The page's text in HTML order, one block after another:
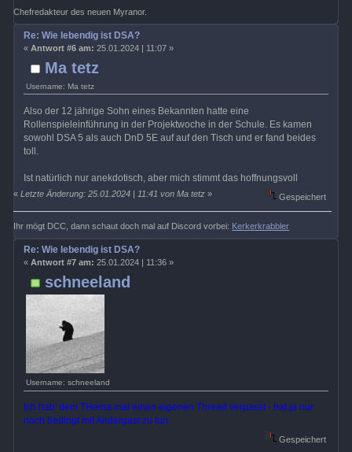
Chefredakteur des neuen Myranor.
Ma tetz
Username: Ma tetz
Re: Wie lebendig ist DSA?
« Antwort #6 am: 25.01.2024 | 11:07 »
Also der 12 jährige Sohn eines Bekannten hatte eine
Rollenspieleinführung in der Projektwoche in der Schule. Es kamen
sowohl DSA 5 als auch DnD 5E auf auf den Tisch und er fand beides
toll.
Ist natürlich nur anekdotisch, aber mich stimmt das hoffnungsvoll
«Letzte Änderung: 25.01.2024 | 11:41 von Ma tetz » Gespeichert
Ihr mögt DCC, dann schaut doch mal auf Discord vorbei: Kerkerkrabbler
schneeland
Username: schneeland
Re: Wie lebendig ist DSA?
« Antwort #7 am: 25.01.2024 | 11:36 »
Ich hab' dem THema mal einen eigenen Thread verpasst - hat ja nur
noch bedingt mit Andergast zu tun.
Gespeichert